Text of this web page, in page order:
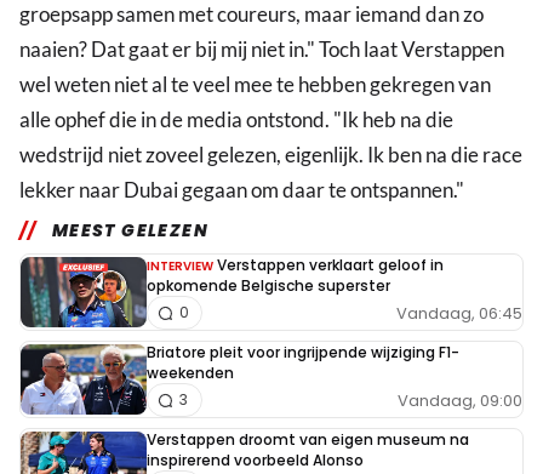
groepsapp samen met coureurs, maar iemand dan zo
naaien? Dat gaat er bij mij niet in." Toch laat Verstappen
wel weten niet al te veel mee te hebben gekregen van
alle ophef die in de media ontstond. "Ik heb na die
wedstrijd niet zoveel gelezen, eigenlijk. Ik ben na die race
lekker naar Dubai gegaan om daar te ontspannen."
MEEST GELEZEN
INTERVIEW Verstappen verklaart geloof in
opkomende Belgische superster
Vandaag, 06:45
0
Briatore pleit voor ingrijpende wijziging F1-
weekenden
Vandaag, 09:00
3
Verstappen droomt van eigen museum na
inspirerend voorbeeld Alonso